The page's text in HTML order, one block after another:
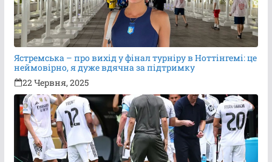
Ястремська – про вихід у фінал турніру в Ноттінгемі: це
неймовірно, я дуже вдячна за підтримку
22 Червня, 2025